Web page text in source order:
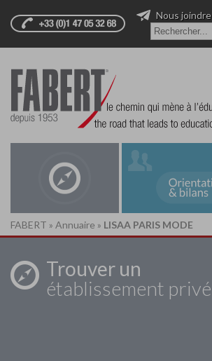
Nous joindre
FABERT » Annuaire » LISAA PARIS MODE
Trouver un
établissement privé